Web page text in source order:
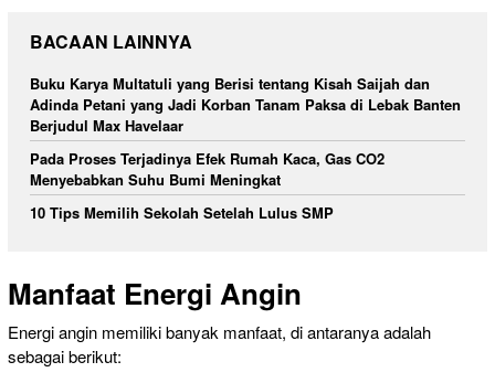
BACAAN LAINNYA
Buku Karya Multatuli yang Berisi tentang Kisah Saijah dan
Adinda Petani yang Jadi Korban Tanam Paksa di Lebak Banten
Berjudul Max Havelaar
Pada Proses Terjadinya Efek Rumah Kaca, Gas CO2
Menyebabkan Suhu Bumi Meningkat
10 Tips Memilih Sekolah Setelah Lulus SMP
Manfaat Energi Angin
Energi angin memiliki banyak manfaat, di antaranya adalah
sebagai berikut: